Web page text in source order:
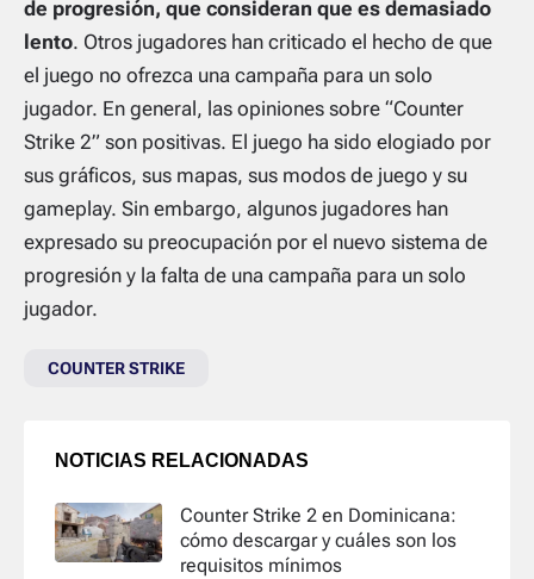
de progresión, que consideran que es demasiado
lento. Otros jugadores han criticado el hecho de que
el juego no ofrezca una campaña para un solo
jugador. En general, las opiniones sobre “Counter
Strike 2” son positivas. El juego ha sido elogiado por
sus gráficos, sus mapas, sus modos de juego y su
gameplay. Sin embargo, algunos jugadores han
expresado su preocupación por el nuevo sistema de
progresión y la falta de una campaña para un solo
jugador.
COUNTER STRIKE
NOTICIAS RELACIONADAS
Counter Strike 2 en Dominicana:
cómo descargar y cuáles son los
requisitos mínimos